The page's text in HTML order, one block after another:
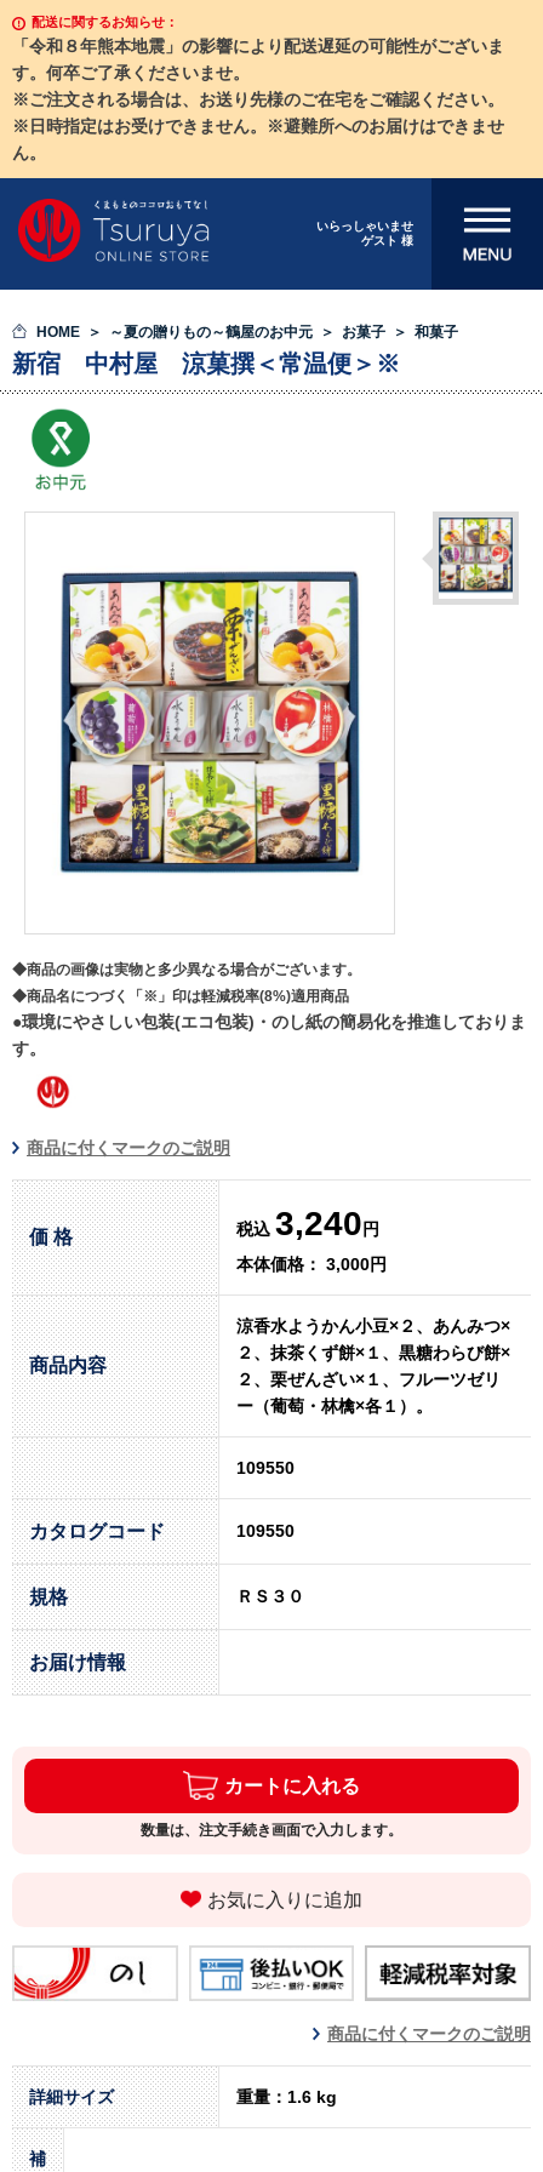
配送に関するお知らせ：
「令和８年熊本地震」の影響により配送遅延の可能性がございま
す。何卒ご了承くださいませ。
※ご注文される場合は、お送り先様のご在宅をご確認ください。
※日時指定はお受けできません。※避難所へのお届けはできませ
ん。
いらっしゃいませ
ゲスト 様
メニューを開
HOME ～夏の贈りもの～鶴屋のお中元 お菓子 和菓子
新宿 中村屋 涼菓撰＜常温便＞※
◆商品の画像は実物と多少異なる場合がございます。
◆商品名につづく「※」印は軽減税率(8%)適用商品
●環境にやさしい包装(エコ包装)・のし紙の簡易化を推進しておりま
す。
商品に付くマークのご説明
価 格 税込 3,240 円
本体価格： 3,000円
商品内容
涼香水ようかん小豆×２、あんみつ×
２、抹茶くず餅×１、黒糖わらび餅×
２、栗ぜんざい×１、フルーツゼリ
ー（葡萄・林檎×各１）。
109550
カタログコード 109550
規格 ＲＳ３０
お届け情報
カートに入れる
数量は、注文手続き画面で入力します。
お気に入りに追加
商品に付くマークのご説明
詳細サイズ 重量：1.6 kg
補